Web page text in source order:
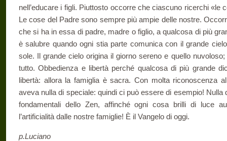
nell’educare i figli. Piuttosto occorre che ciascuno ricer­chi «le
Le cose del Padre sono sempre più ampie delle nostre.
che si ha in essa di padre, madre o figlio, a qualcosa di più
è salubre quando ogni stia parte comunica con il grande
sole. Il grande cielo origina il giorno sereno e quello
tutto. Obbedienza e libertà perché qualcosa di più grande
libertà: allora la famiglia è sacra. Con molta riconoscenza
aveva nulla di speciale: quindi ci può essere di esempio! Nulla
fondamentali dello Zen, affinché ogni cosa brilli di luce
l’artificialità dalle nostre famiglie! È il Vangelo di oggi.
p.Luciano